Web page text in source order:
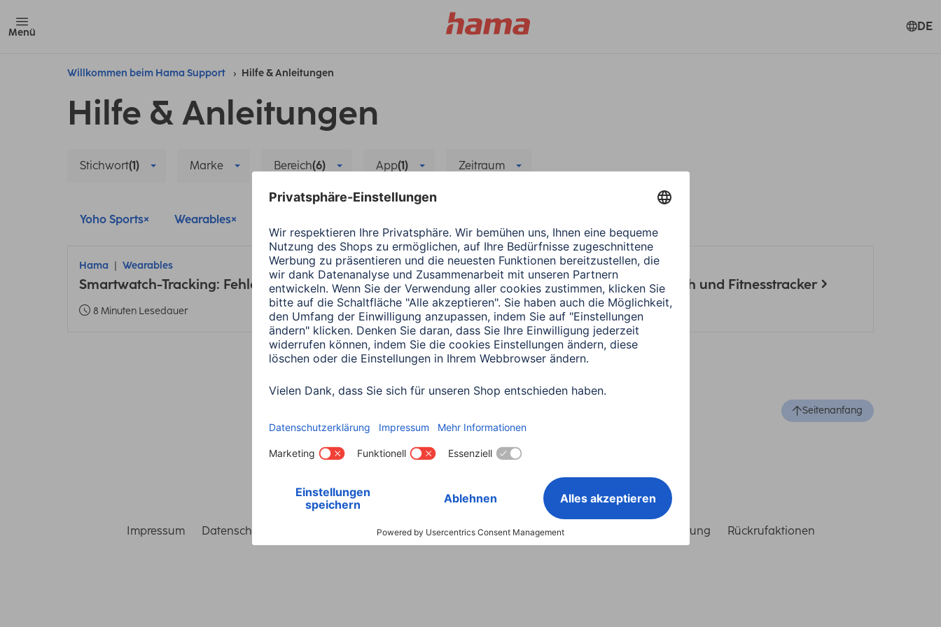
Menü DE
Willkommen beim Hama Support Hilfe & Anleitungen
Hilfe & Anleitungen
Stichwort(1) Marke Bereich(6) App(1) Zeitraum
Yoho Sports Wearables
Hama Wearables
Smartwatch-Tracking: Fehler bei Energiesparen
8 Minuten Lesedauer
Hama Wearables
Die richtige App für Smartwatch und Fitnesstracker
1 Minuten Lesedauer
Seitenanfang
Land wählen
Impressum Datenschutz Garantiebestimmungen Konformitätserklärungen Barrierefreiheitserklärung Rückrufaktionen